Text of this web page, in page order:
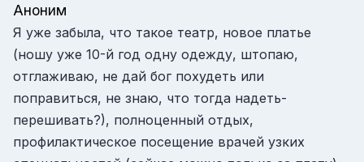
Аноним
Я уже забыла, что такое театр, новое платье
(ношу уже 10-й год одну одежду, штопаю,
отглаживаю, не дай бог похудеть или
поправиться, не знаю, что тогда надеть-
перешивать?), полноценный отдых,
профилактическое посещение врачей узких